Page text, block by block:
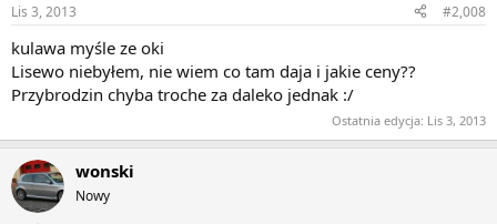
Lis 3, 2013 #2,008
kulawa myśle ze oki
Lisewo niebyłem, nie wiem co tam daja i jakie ceny??
Przybrodzin chyba troche za daleko jednak :/
Ostatnia edycja: Lis 3, 2013
wonski
Nowy